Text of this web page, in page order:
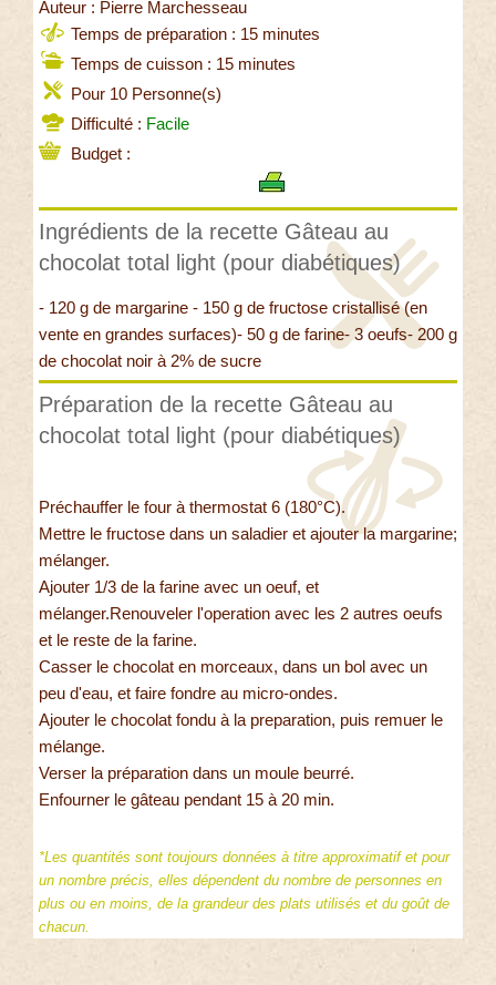
Auteur : Pierre Marchesseau
Temps de préparation : 15 minutes
Temps de cuisson : 15 minutes
Pour 10 Personne(s)
Difficulté : Facile
Budget :
Ingrédients de la recette Gâteau au
chocolat total light (pour diabétiques)
- 120 g de margarine - 150 g de fructose cristallisé (en
vente en grandes surfaces)- 50 g de farine- 3 oeufs- 200 g
de chocolat noir à 2% de sucre
Préparation de la recette Gâteau au
chocolat total light (pour diabétiques)
Préchauffer le four à thermostat 6 (180°C).
Mettre le fructose dans un saladier et ajouter la margarine;
mélanger.
Ajouter 1/3 de la farine avec un oeuf, et
mélanger.Renouveler l'operation avec les 2 autres oeufs
et le reste de la farine.
Casser le chocolat en morceaux, dans un bol avec un
peu d'eau, et faire fondre au micro-ondes.
Ajouter le chocolat fondu à la preparation, puis remuer le
mélange.
Verser la préparation dans un moule beurré.
Enfourner le gâteau pendant 15 à 20 min.
*Les quantités sont toujours données à titre approximatif et pour
un nombre précis, elles dépendent du nombre de personnes en
plus ou en moins, de la grandeur des plats utilisés et du goût de
chacun.